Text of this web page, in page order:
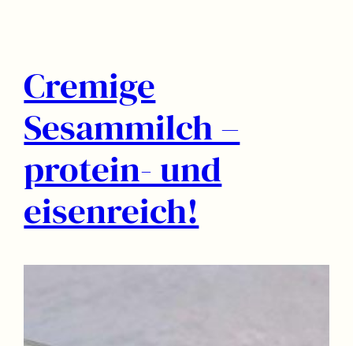
Cremige
Sesammilch –
protein- und
eisenreich!